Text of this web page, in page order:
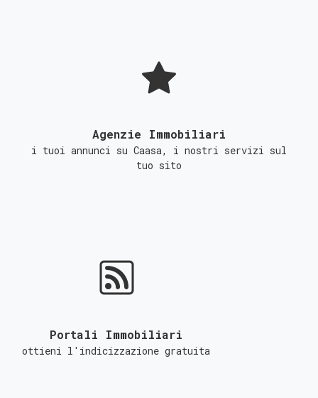
Agenzie Immobiliari
i tuoi annunci su Caasa, i nostri servizi sul
tuo sito
Portali Immobiliari
ottieni l'indicizzazione gratuita